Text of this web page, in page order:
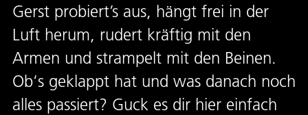
Gerst probiert’s aus, hängt frei in der
Luft herum, rudert kräftig mit den
Armen und strampelt mit den Beinen.
Ob‘s geklappt hat und was danach noch
alles passiert? Guck es dir hier einfach